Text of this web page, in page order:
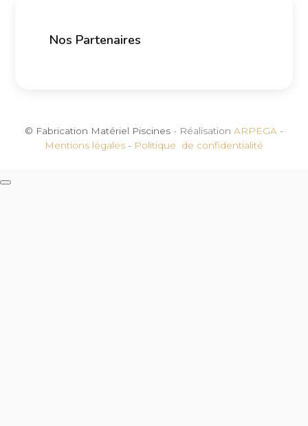
Nos Partenaires
© Fabrication Matériel Piscines - Réalisation ARPEGA -
Mentions légales - Politique de confidentialité